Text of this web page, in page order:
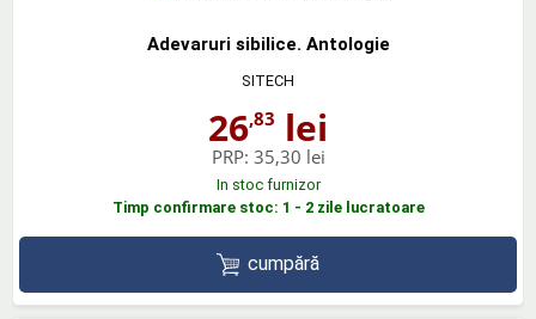
Adevaruri sibilice. Antologie
SITECH
26,83 lei
PRP: 35,30 lei
In stoc furnizor
Timp confirmare stoc: 1 - 2 zile lucratoare
cumpără